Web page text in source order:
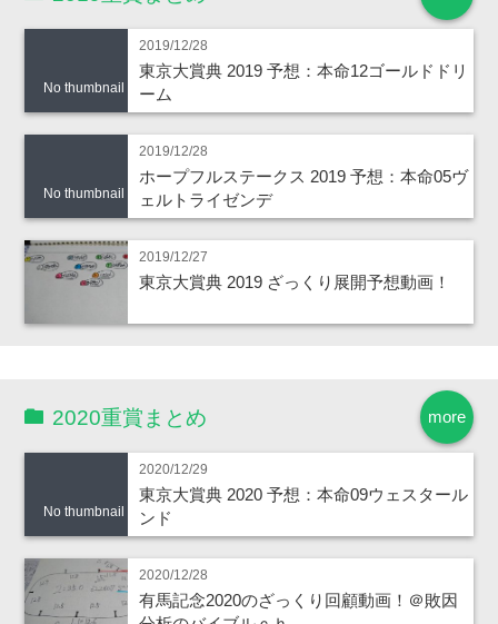
No thumbnail
2019/12/28
東京大賞典 2019 予想：本命12ゴールドドリ
ーム
No thumbnail
2019/12/28
ホープフルステークス 2019 予想：本命05ヴ
ェルトライゼンデ
2019/12/27
東京大賞典 2019 ざっくり展開予想動画！
more
2020重賞まとめ
No thumbnail
2020/12/29
東京大賞典 2020 予想：本命09ウェスタール
ンド
2020/12/28
有馬記念2020のざっくり回顧動画！＠敗因